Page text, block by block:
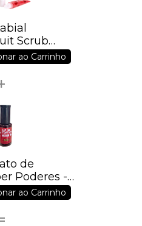
Scrub
ao Carrinho
ao Carrinho